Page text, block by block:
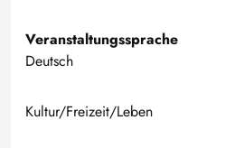
Veranstaltungssprache
Deutsch
Kultur/Freizeit/Leben